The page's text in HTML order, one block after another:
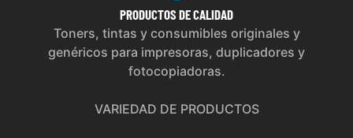
PRODUCTOS DE CALIDAD
Toners, tintas y consumibles originales y
genéricos para impresoras, duplicadores y
fotocopiadoras.
VARIEDAD DE PRODUCTOS